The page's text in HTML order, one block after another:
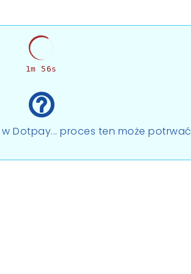
1m 56s
help_outline
Dotpay... proces ten może